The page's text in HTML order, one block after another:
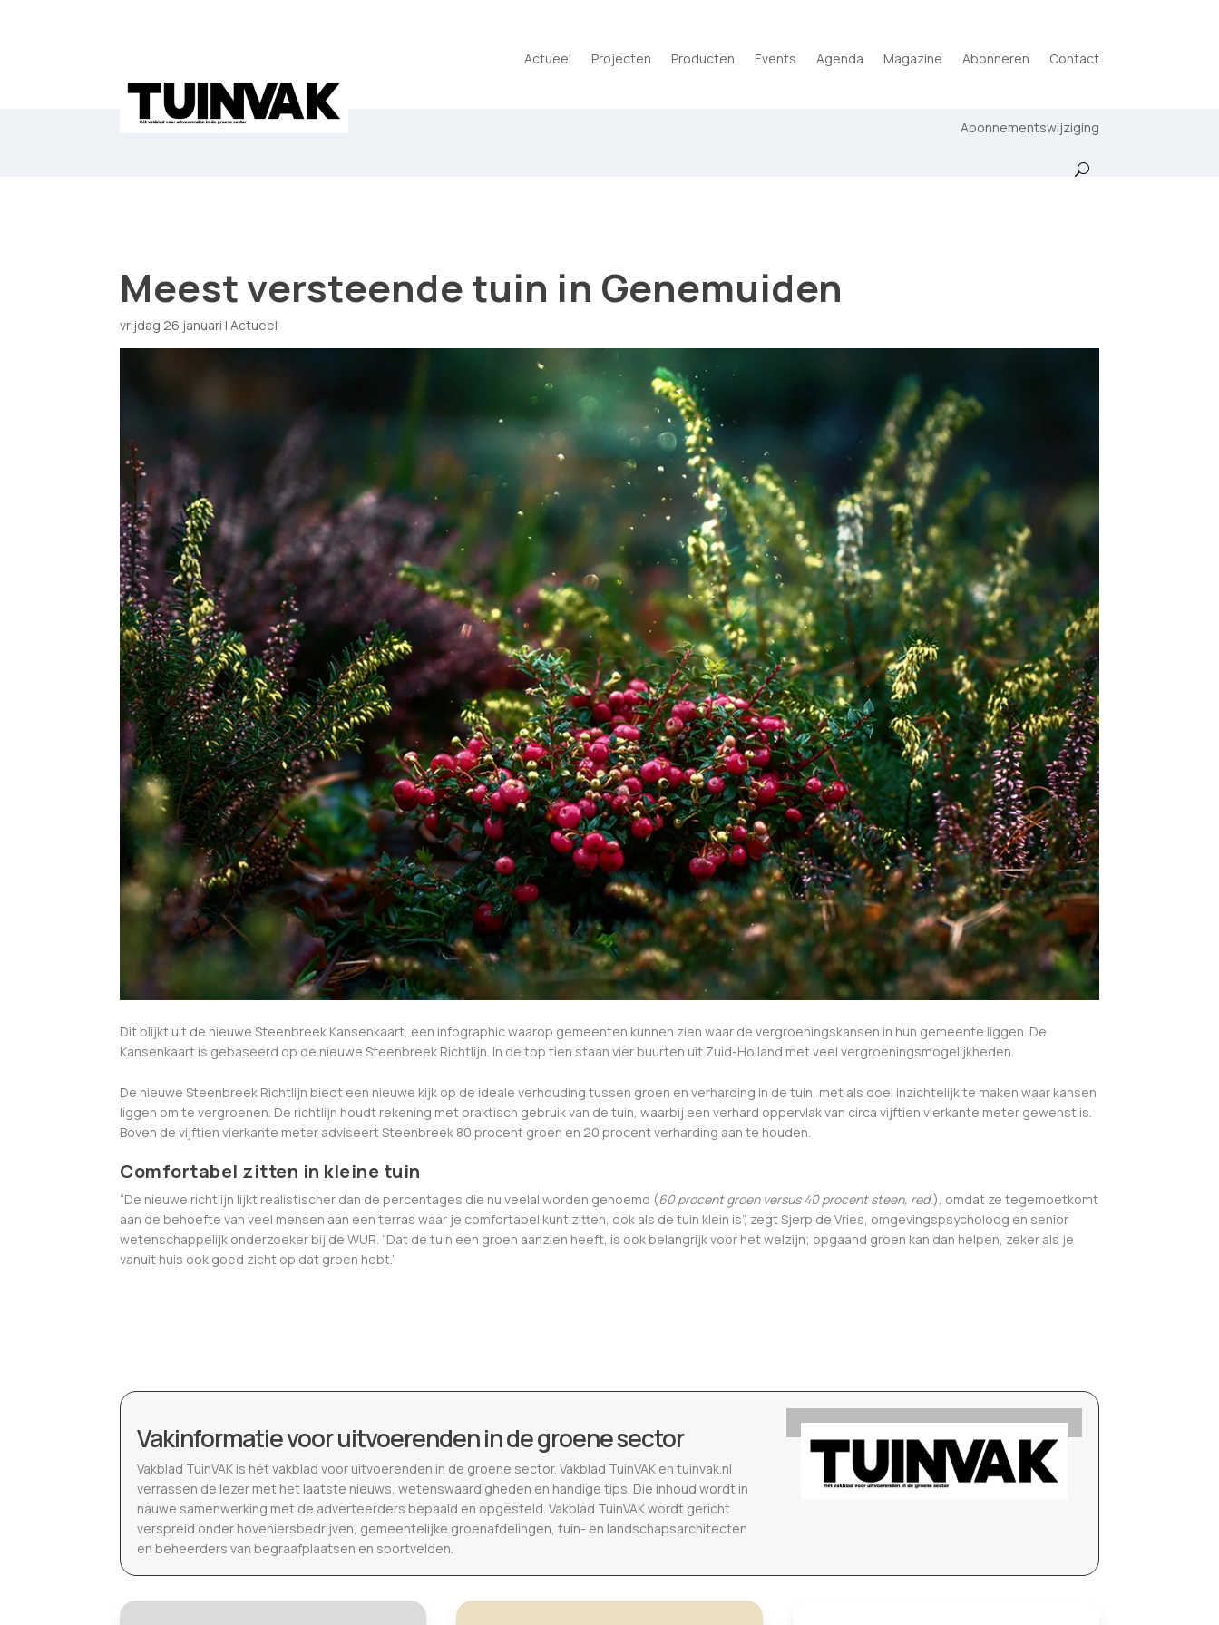
Actueel Projecten Producten Events Agenda Magazine Abonneren Contact
Abonnementswijziging
Meest versteende tuin in Genemuiden
vrijdag 26 januari | Actueel
Dit blijkt uit de nieuwe Steenbreek Kansenkaart, een infographic waarop gemeenten kunnen zien waar de vergroeningskansen in hun gemeente liggen. De
Kansenkaart is gebaseerd op de nieuwe Steenbreek Richtlijn. In de top tien staan vier buurten uit Zuid-Holland met veel vergroeningsmogelijkheden.
De nieuwe Steenbreek Richtlijn biedt een nieuwe kijk op de ideale verhouding tussen groen en verharding in de tuin, met als doel inzichtelijk te maken waar kansen
liggen om te vergroenen. De richtlijn houdt rekening met praktisch gebruik van de tuin, waarbij een verhard oppervlak van circa vijftien vierkante meter gewenst is.
Boven de vijftien vierkante meter adviseert Steenbreek 80 procent groen en 20 procent verharding aan te houden.
Comfortabel zitten in kleine tuin
“De nieuwe richtlijn lijkt realistischer dan de percentages die nu veelal worden genoemd (60 procent groen versus 40 procent steen, red.), omdat ze tegemoetkomt
aan de behoefte van veel mensen aan een terras waar je comfortabel kunt zitten, ook als de tuin klein is”, zegt Sjerp de Vries, omgevingspsycholoog en senior
wetenschappelijk onderzoeker bij de WUR. “Dat de tuin een groen aanzien heeft, is ook belangrijk voor het welzijn; opgaand groen kan dan helpen, zeker als je
vanuit huis ook goed zicht op dat groen hebt.”
Vakinformatie voor uitvoerenden in de groene sector
Vakblad TuinVAK is hét vakblad voor uitvoerenden in de groene sector. Vakblad TuinVAK en tuinvak.nl
verrassen de lezer met het laatste nieuws, wetenswaardigheden en handige tips. Die inhoud wordt in
nauwe samenwerking met de adverteerders bepaald en opgesteld. Vakblad TuinVAK wordt gericht
verspreid onder hoveniersbedrijven, gemeentelijke groenafdelingen, tuin- en landschapsarchitecten
en beheerders van begraafplaatsen en sportvelden.